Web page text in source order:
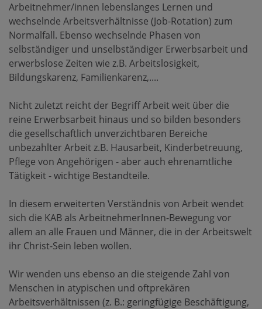
Arbeitnehmer/innen lebenslanges Lernen und
wechselnde Arbeitsverhältnisse (Job-Rotation) zum
Normalfall. Ebenso wechselnde Phasen von
selbständiger und unselbständiger Erwerbsarbeit und
erwerbslose Zeiten wie z.B. Arbeitslosigkeit,
Bildungskarenz, Familienkarenz,....
Nicht zuletzt reicht der Begriff Arbeit weit über die
reine Erwerbsarbeit hinaus und so bilden besonders
die gesellschaftlich unverzichtbaren Bereiche
unbezahlter Arbeit z.B. Hausarbeit, Kinderbetreuung,
Pflege von Angehörigen - aber auch ehrenamtliche
Tätigkeit - wichtige Bestandteile.
In diesem erweiterten Verständnis von Arbeit wendet
sich die KAB als ArbeitnehmerInnen-Bewegung vor
allem an alle Frauen und Männer, die in der Arbeitswelt
ihr Christ-Sein leben wollen.
Wir wenden uns ebenso an die steigende Zahl von
Menschen in atypischen und oftprekären
Arbeitsverhältnissen (z. B.: geringfügige Beschäftigung,